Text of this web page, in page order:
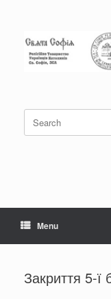
for:
Menu
Закриття 5-ї